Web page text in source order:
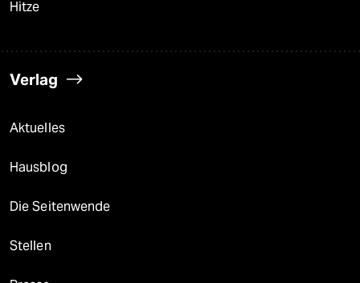
Hitze
Verlag
Aktuelles
Hausblog
Die Seitenwende
Stellen